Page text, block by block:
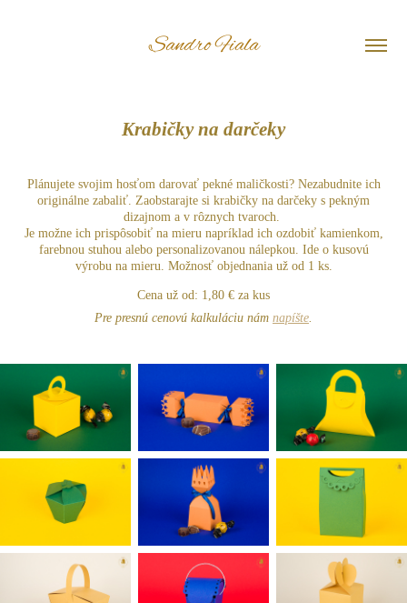
Sandro Fiala
Krabičky na darčeky
Plánujete svojim hosťom darovať pekné maličkosti? Nezabudnite ich
originálne zabaliť. Zaobstarajte si krabičky na darčeky s pekným
dizajnom a v rôznych tvaroch.
Je možne ich prispôsobiť na mieru napríklad ich ozdobiť kamienkom,
farebnou stuhou alebo personalizovanou nálepkou. Ide o kusovú
výrobu na mieru. Možnosť objednania už od 1 ks.
Cena už od: 1,80 € za kus
Pre presnú cenovú kalkuláciu nám napíšte.